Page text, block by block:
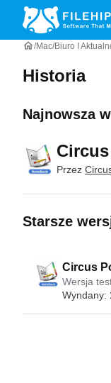
Mac Biuro I
Historia
Najnowsza
Przez
Starsze
Circus
Wersja
Wyndany: